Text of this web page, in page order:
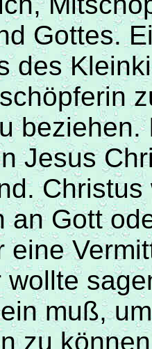
Gottes.
des
Jesus
an Gott
eine
wollte
muß,
zu